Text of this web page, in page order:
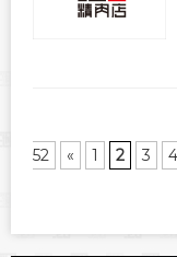
52
« 1 2 3 4